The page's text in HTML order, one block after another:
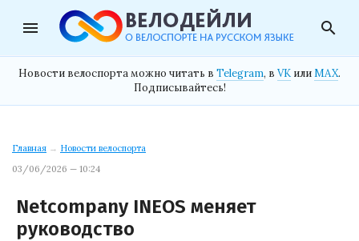
menu search
Новости велоспорта можно читать в Telegram, в VK илиMAX.
Подписывайтесь!
Главная → Новости велоспорта
03/06/2026 — 10:24
Netcompany INEOS меняет
руководство